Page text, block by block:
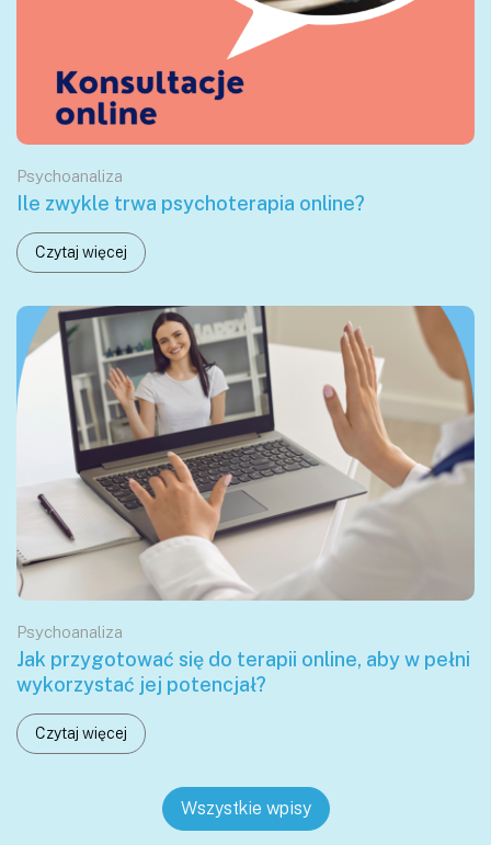
Psychoanaliza
Ile zwykle trwa psychoterapia online?
Czytaj więcej
Psychoanaliza
Jak przygotować się do terapii online, aby w pełni
wykorzystać jej potencjał?
Czytaj więcej
Wszystkie wpisy